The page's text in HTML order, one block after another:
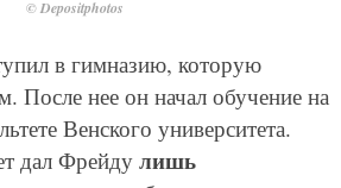
© Depositphotos
в гимназию, которую
После нее он начал обучение на
Венского университета.
дал Фрейду лишь